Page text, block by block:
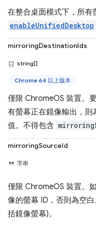
在整合桌面模式下，所有
enableUnifiedDesktop
mirroringDestinationIds
string[]
Chrome 64 以上版本
僅限 ChromeOS 裝置。
有螢幕正在鏡像輸出，則
值。不得包含
mirroringSourceId
字串
僅限 ChromeOS 裝置。
像的螢幕 ID，否則為空
括鏡像螢幕)。